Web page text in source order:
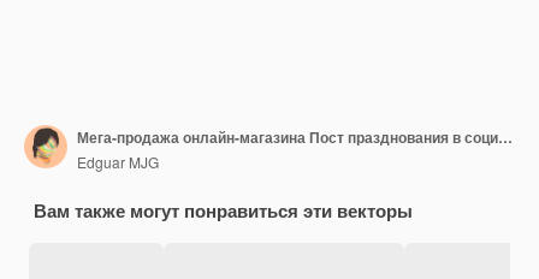
Мега-продажа онлайн-магазина Пост празднования в социальных сетях
Edguar MJG
Вам также могут понравиться эти векторы